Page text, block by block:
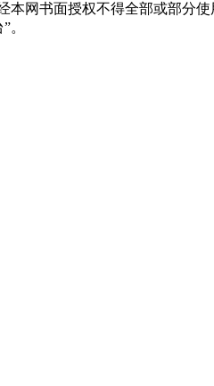
网书面授权不得全部或部分
。